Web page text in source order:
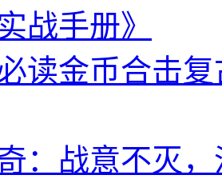
战手册》
读金币合击
：战意不灭